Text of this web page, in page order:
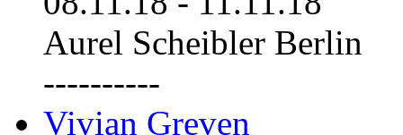
Aurel Scheibler Berlin
----------
Vivian Greven